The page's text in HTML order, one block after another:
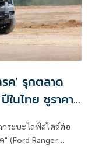
ค' รุกตลาด
นไทย ชูราคา
กระบะไลฟ์สไตล์ต่อ
" (Ford Ranger